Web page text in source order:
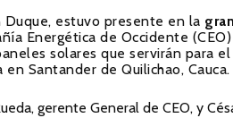
estuvo presente en la
Energética de Occidente
solares que servirán para el
Santander de Quilichao, Cauca.
gerente General de CEO, y